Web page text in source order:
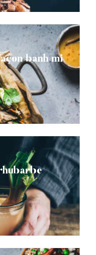
banh mi